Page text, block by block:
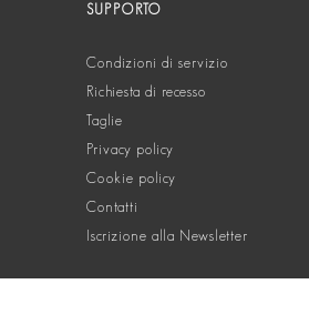
SUPPORTO
Condizioni di servizio
Richiesta di recesso
Taglie
Privacy policy
Cookie policy
Contatti
Iscrizione alla Newsletter